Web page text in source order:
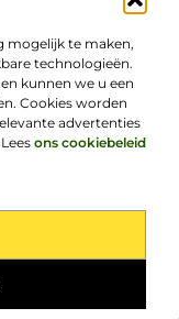
mogelijk te maken,
technologieën.
kunnen we u een
Cookies worden
advertenties
ons cookiebeleid
TOP
Reserved.